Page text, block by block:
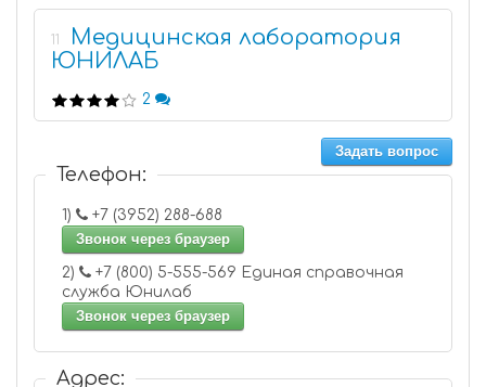
11
Медицинская лаборатория
ЮНИЛАБ
2
Задать вопрос
Телефон:
1)
+7 (3952) 288-688
Звонок через браузер
2)
служба Юнилаб
Звонок через браузер
Адрес: